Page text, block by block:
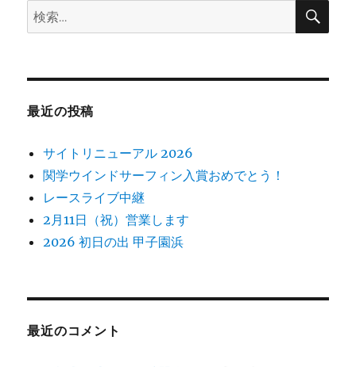
検
索:
検
最近の投稿
サイトリニューアル 2026
関学ウインドサーフィン入賞おめでとう！
レースライブ中継
2月11日（祝）営業します
2026 初日の出 甲子園浜
最近のコメント